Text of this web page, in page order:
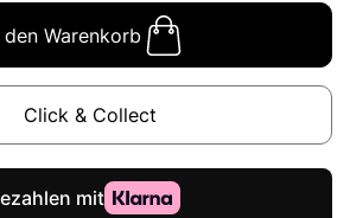
den Warenkorb
Click & Collect